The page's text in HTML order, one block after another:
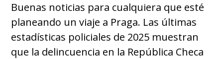
Buenas noticias para cualquiera que esté
planeando un viaje a Praga. Las últimas
estadísticas policiales de 2025 muestran
que la delincuencia en la República Checa